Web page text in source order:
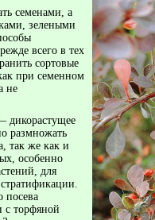
семенами, а
зелеными
всего в тех
сортовые
при семенном
не
дикорастущее
размножать
так же как и
особенно
для
посева
с торфяной